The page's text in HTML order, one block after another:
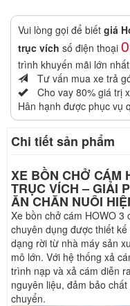
Vui lòng gọi để biết giá
trục vích số điện thoại
trình khuyến mãi lớn
Tư vấn mua xe trả
Cho vay 80% giá trị
Hân hạnh được phục vụ
Chi tiết sản phẩm
XE BỒN CHỞ CÁM
TRỤC VÍCH – GIẢI
ĂN CHĂN NUÔI
Xe bồn chở cám HOWO
chuyên dụng được thiết
dạng rời từ nhà máy sản
mô lớn. Với hệ thống xả
trình nạp và xả cám diễn
nguyên liệu, đảm bảo
chuyển.